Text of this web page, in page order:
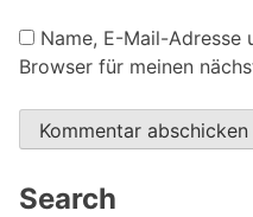
Name, E-Mail-Adresse
Browser für meinen
Alternative:
Search